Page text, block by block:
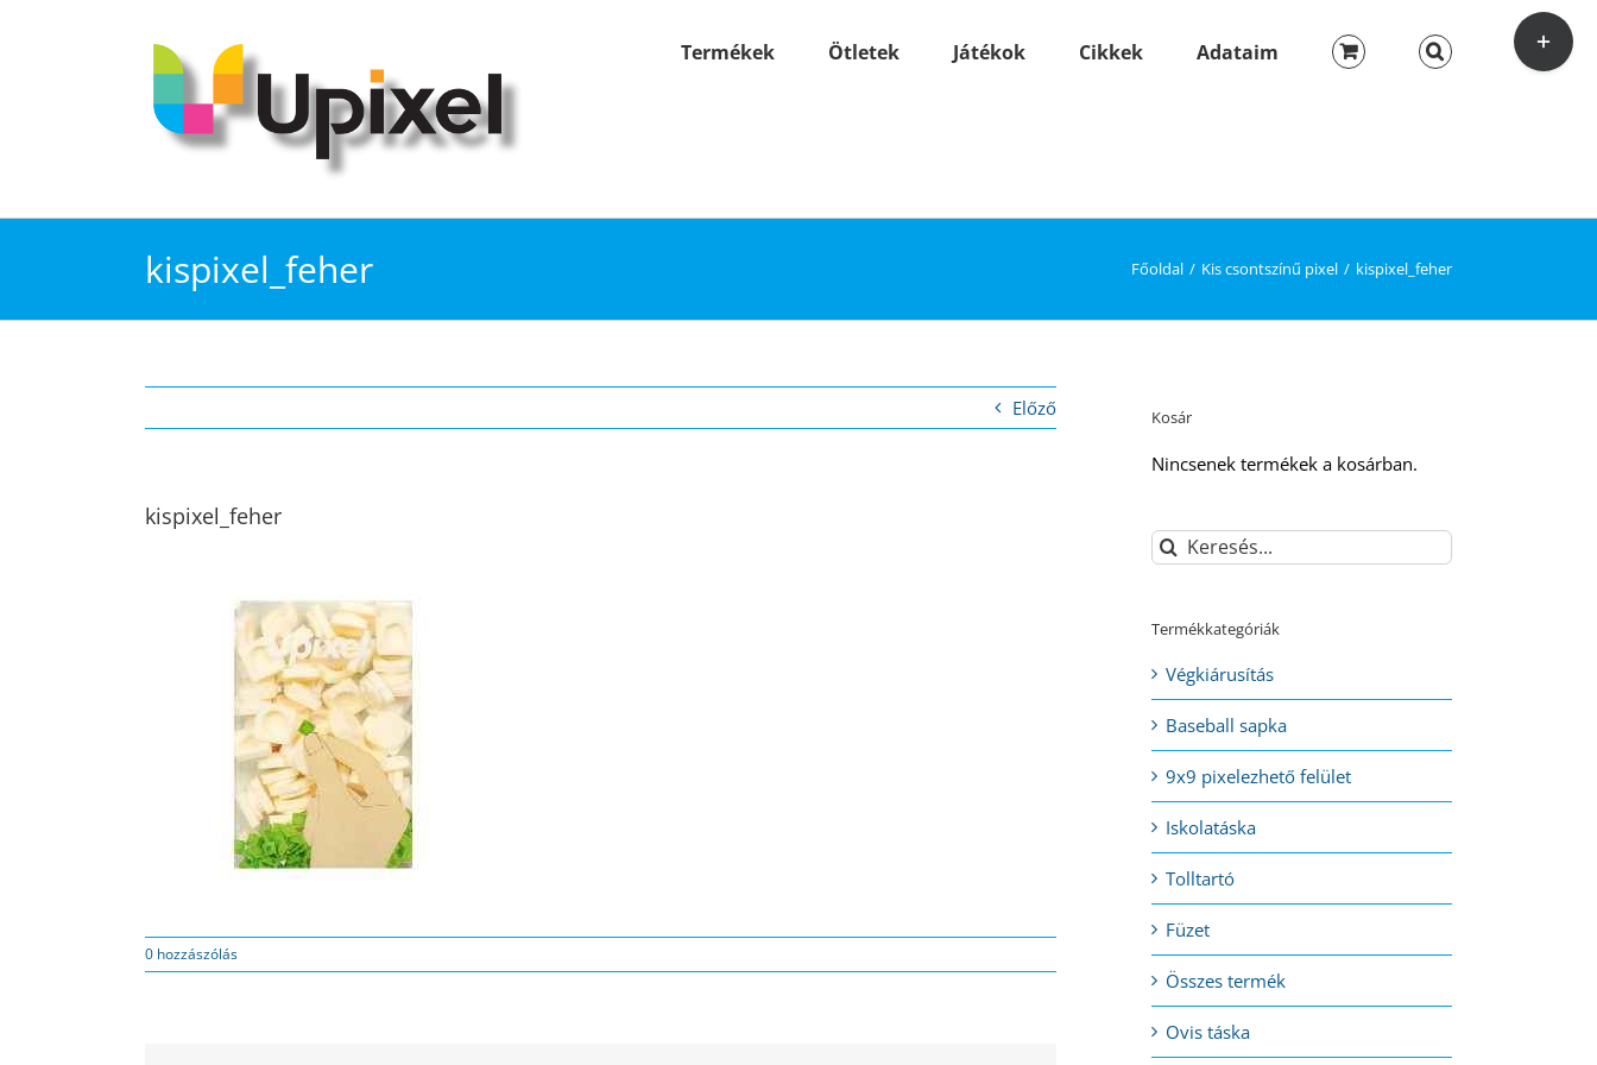
Termékek Ötletek Játékok Cikkek Adataim
kispixel_feher Főoldal Kis csontszínű pixel kispixel_feher
Előző
kispixel_feher
0 hozzászólás
Kosár
Nincsenek termékek a kosárban.
Keresés...
Termékkategóriák
Végkiárusítás
Baseball sapka
9x9 pixelezhető felület
Iskolatáska
Tolltartó
Füzet
Összes termék
Ovis táska
Toggle
Sliding
Bar